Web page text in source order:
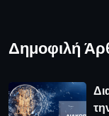
Δημοφιλή